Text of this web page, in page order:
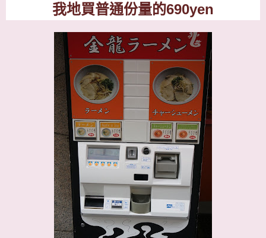
我地買普通份量的690yen